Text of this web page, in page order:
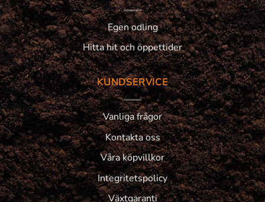
Egen odling
Hitta hit och öppettider
KUNDSERVICE
Vanliga frågor
Kontakta oss
Våra köpvillkor
Integritetspolicy
Växtgaranti